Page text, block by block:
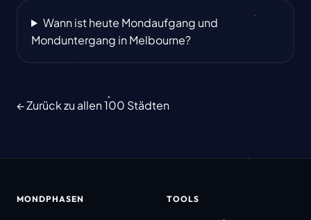
Wann ist heute Mondaufgang und
Monduntergang in Melbourne?
← Zurück zu allen 100 Städten
MONDPHASEN TOOLS